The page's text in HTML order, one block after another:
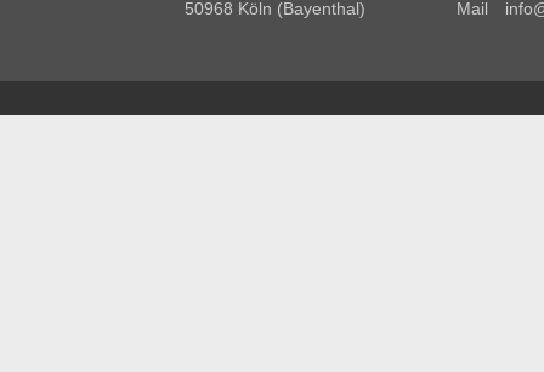
50968 Köln (Bayenthal)
Mail